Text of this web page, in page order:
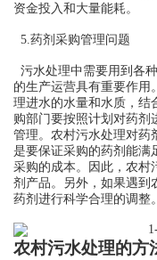
资金投入和大量能耗。
5.药剂采购管理问题
污水处理中需要用到各
的生产运营具有重要作用
理进水的水量和水质，结
购部门要按照计划对药剂
管理。农村污水处理对药
是要保证采购的药剂能满
采购的成本。因此，农村
剂产品。另外，如果遇到
药剂进行科学合理的调整。
农村污水处理的方